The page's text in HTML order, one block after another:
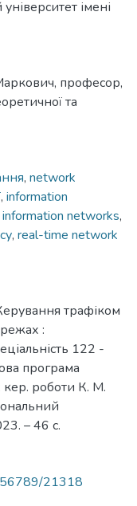
імені
професор,
та
, network
, information
information networks,
, real-time network
трафіком
:
122 -
програма
роботи К. М.
– 46 с.
21318